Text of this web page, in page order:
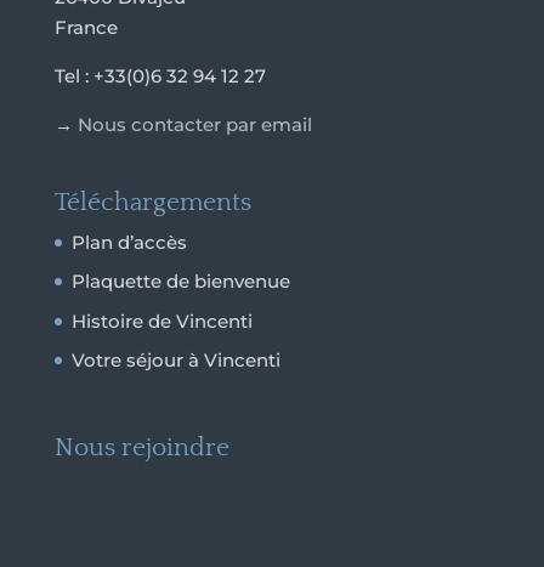
France
Tel : +33(0)6 32 94 12 27
→ Nous contacter par email
Téléchargements
Plan d’accès
Plaquette de bienvenue
Histoire de Vincenti
Votre séjour à Vincenti
Nous rejoindre